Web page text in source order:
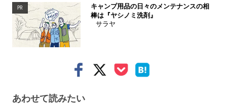
PR
キャンプ用品の日々のメンテナンスの相
棒は『ヤシノミ洗剤』
サラヤ
あわせて読みたい